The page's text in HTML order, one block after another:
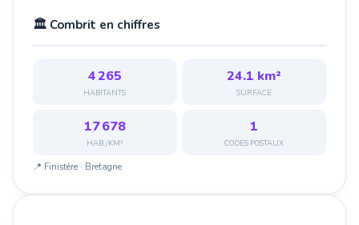
🏛️ Combrit en chiffres
4 265
HABITANTS
24.1 km²
SURFACE
17 678
HAB./KM²
1
CODES POSTAUX
📍 Finistère · Bretagne